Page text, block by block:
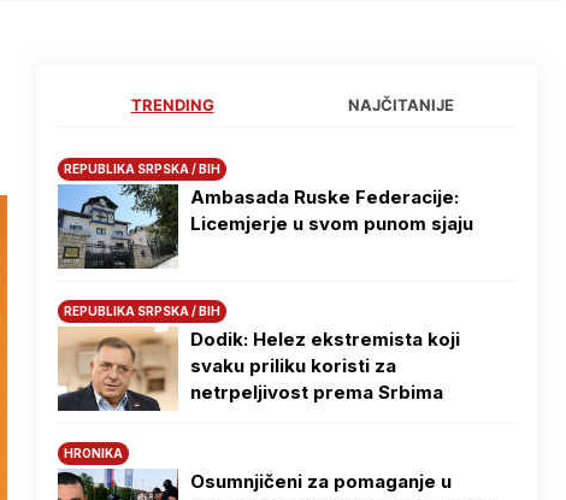
TRENDING NAJČITANIJE
REPUBLIKA SRPSKA / BIH
Ambasada Ruske Federacije:
Licemjerje u svom punom sjaju
REPUBLIKA SRPSKA / BIH
Dodik: Helez ekstremista koji
svaku priliku koristi za
netrpeljivost prema Srbima
HRONIKA
Osumnjičeni za pomaganje u